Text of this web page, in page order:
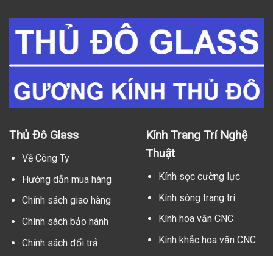
Thủ Đô Glass
Về Công Ty
Hướng dẫn mua hàng
Chính sách giao hàng
Chính sách bảo hành
Chính sách đổi trả
Kính Trang Trí Nghệ
Thuật
Kính sọc cường lực
Kính sóng trang trí
Kính hoa văn CNC
Kính khắc hoa văn CNC